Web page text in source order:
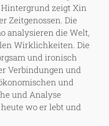
Hintergrund zeigt Xin
Zeitgenossen. Die
analysieren die Welt,
Wirklichkeiten. Die
und ironisch
Verbindungen und
und
und Analyse
wo er lebt und